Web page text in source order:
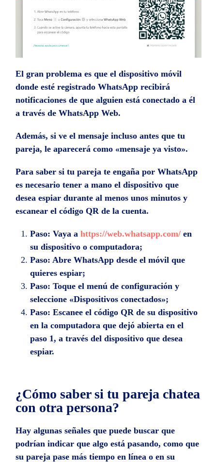
El gran problema es que el dispositivo móvil
donde esté registrado WhatsApp recibirá
notificaciones de que alguien está conectado a él
a través de WhatsApp Web.
Además, si ve el mensaje incluso antes que tu
pareja, le aparecerá como «mensaje ya visto».
Parasaber si tu pareja te engaña por WhatsApp
es necesario tener a mano el dispositivo que
desea espiar durante al menos unos minutos y
escanear el código QR de la cuenta.
Paso: Vaya ahttps://web.whatsapp.com/ en
su dispositivo o computadora;
Paso: Abre WhatsApp desde el móvil que
quieres espiar;
Paso: Toque el menú de configuración y
seleccione «Dispositivos conectados»;
Paso: Escanee el código QR de su dispositivo
en la computadora que dejó abierta en el
paso 1, a través del dispositivo que desea
espiar.
¿Cómo saber si tu pareja chatea
con otra persona?
Hay algunas señales que puede buscar que
podrían indicar que algo está pasando, como que
su pareja pase más tiempo en línea o en su